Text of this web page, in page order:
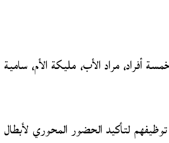
مراد الأب، مليكة الأم، سامية
الأبطال فتم توظيفهم لتأكيد الحضور المحوري لأبطال